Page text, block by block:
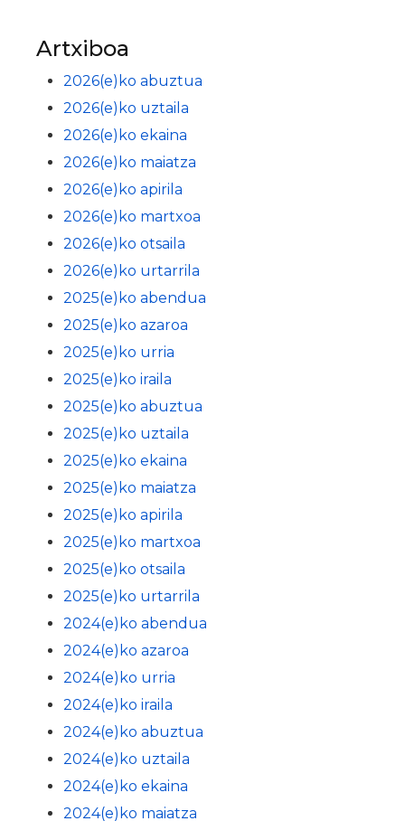
Artxiboa
2026(e)ko abuztua
2026(e)ko uztaila
2026(e)ko ekaina
2026(e)ko maiatza
2026(e)ko apirila
2026(e)ko martxoa
2026(e)ko otsaila
2026(e)ko urtarrila
2025(e)ko abendua
2025(e)ko azaroa
2025(e)ko urria
2025(e)ko iraila
2025(e)ko abuztua
2025(e)ko uztaila
2025(e)ko ekaina
2025(e)ko maiatza
2025(e)ko apirila
2025(e)ko martxoa
2025(e)ko otsaila
2025(e)ko urtarrila
2024(e)ko abendua
2024(e)ko azaroa
2024(e)ko urria
2024(e)ko iraila
2024(e)ko abuztua
2024(e)ko uztaila
2024(e)ko ekaina
2024(e)ko maiatza